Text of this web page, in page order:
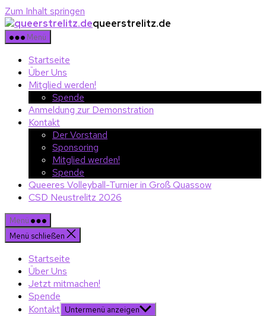
Zum Inhalt springen
queerstrelitz.de
Menü
Startseite
Über Uns
Mitglied werden!
Spende
Anmeldung zur Demonstration
Kontakt
Der Vorstand
Sponsoring
Mitglied werden!
Spende
Queeres Volleyball-Turnier in Groß Quassow
CSD Neustrelitz 2026
Menü
Menü schließen
Startseite
Über Uns
Jetzt mitmachen!
Spende
Kontakt Untermenü anzeigen